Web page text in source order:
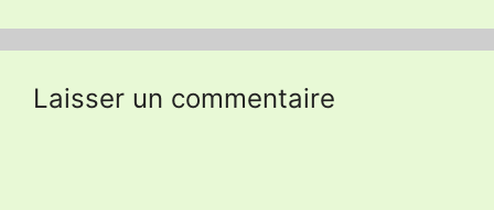
Laisser un commentaire